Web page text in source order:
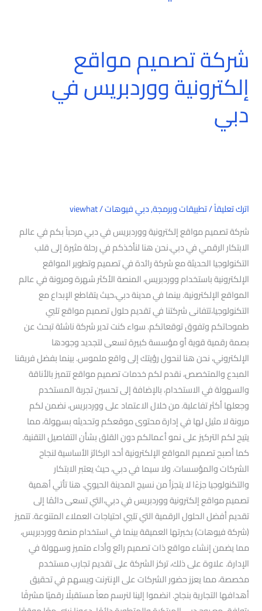
شركة تصميم مواقع
إلكترونية ووردبريس في
دبي
اترك تعليقاً/تطبيقات وبرمجة,دبي فيوهات/
viewhat
شركة تصميم مواقع إلكترونية ووردبريس في دبي مرحباً بكم في عالم
الابتكار الرقمي في دبي.نحن هنا لنأخذكم في رحلة مثيرة إلى قلب
التكنولوجيا الحديثة مع شركة رائدة في تصميم وتطوير المواقع
الإلكترونية باستخدام ووردبريس، المنصة الأكثر شهرة ومرونة في عالم
المواقع الإلكترونية. بينما في مدينة دبي،حيث يتقاطع الإبداع مع
التكنولوجيا،تتفانى شركتنا في تقديم حلول تصميم مواقع تلبي
طموحاتكم وتفوق توقعاتكم. سواء كنت تدير شركة ناشئة تبحث عن
بصمة رقمية قوية أو مؤسسة كبيرة تسعى لتجديد وجودها
الإلكتروني، نحن هنا لنحول رؤيتك إلى واقع ملموس. بينما بفضل فريقنا
المبدع والمتخصص، نقدم لكم خدمات تصميم مواقع تتميز بالأناقة
والسهولة في الاستخدام، بالإضافة إلى تحسين تجربة المستخدم
وجعلها أكثر تفاعلية. من خلال الاعتماد على ووردبريس، نضمن لكم
مرونة لا مثيل لها في إدارة محتوى موقعكم وتحديثه بسهولة، مما
يتيح لكم التركيز على نمو أعمالكم دون القلق بشأن التفاصيل التقنية.
كما أصبح تصميم المواقع الإلكترونية أحد الركائز الأساسية لنجاح
الشركات والمؤسسات. ولا سيما في دبي، حيث يعتبر الابتكار
والتكنولوجيا جزءًا لا يتجزأ من نسيج المدينة الحيوي. هنا تأتي أهمية
تصميم مواقع إلكترونية ووردبريس في دبي،التي تسعى دائمًا إلى
تقديم أفضل الحلول الرقمية التي تلبي احتياجات العملاء المتنوعة. تتميز
(شركة فيوهات) بخبرتها العميقة بينما في استخدام منصة ووردبريس،
مما يضمن إنشاء مواقع ذات تصميم رائع وأداء متميز وسهولة في
الإدارة. علاوة على ذلك، تركز الشركة على تقديم تجارب مستخدم
مخصصة، مما يعزز حضور الشركات على الإنترنت ويسهم في تحقيق
أهدافها التجارية بنجاح. انضموا إلينا لنرسم معاً مستقبلًا رقميًا مشرقًا
شركة
تصميم
مواقع
إلكترونية
ووردبريس